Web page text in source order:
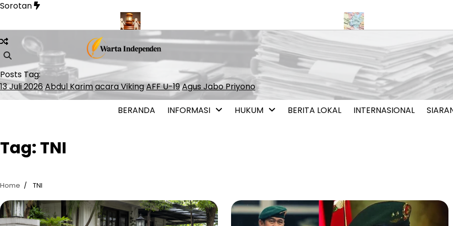
Skip
content
Sorotan
Lolos ke ATP Finals 2026 Presiden Polandia Tolak Legalisasi Pernikahan Sesama JenisIran dan Oman Capai
Posts Tag:
13 Juli 2026Abdul Karimacara VikingAFF U-19Agus Jabo Priyono
BERANDA INFORMASI HUKUM BERITA LOKAL INTERNASIONAL
Tag: TNI
Home TNI